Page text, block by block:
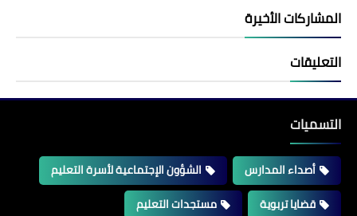
المشاركات الأخيرة
التعليقات
التسميات
أصداء المدارس
الشؤون الإجتماعية لأسرة التعليم
قضايا تربوية
مستجدات التعليم